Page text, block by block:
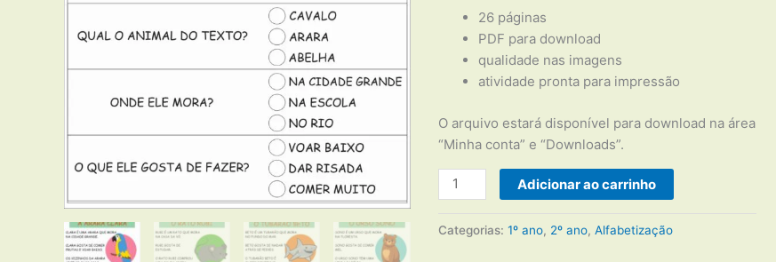
26 páginas
PDF para download
qualidade nas imagens
atividade pronta para impressão
O arquivo estará disponível para download na área
“Minha conta” e “Downloads”.
Texto
Alfabetização
Adicionar ao carrinho
Categorias: 1º ano, 2º ano, Alfabetização